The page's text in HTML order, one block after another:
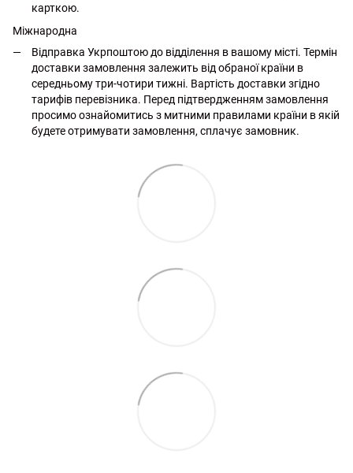
карткою.
Міжнародна
Відправка Укрпоштою до відділення в вашому місті. Термін
доставки замовлення залежить від обраної країни в
середньому три-чотири тижні. Вартість доставки згідно
тарифів перевізника. Перед підтвердженням замовлення
просимо ознайомитись з митними правилами країни в якій
будете отримувати замовлення, сплачує замовник.